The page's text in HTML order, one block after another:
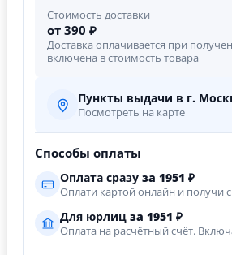
Стоимость доставки
от 390 ₽
Доставка оплачивается при
включена в стоимость товара
Пункты выдачи в г.
Посмотреть на карте
Способы оплаты
Оплата сразу за 1951 ₽
Оплати картой онлайн и получи
Для юрлиц за 1951 ₽
Оплата на расчётный счёт.